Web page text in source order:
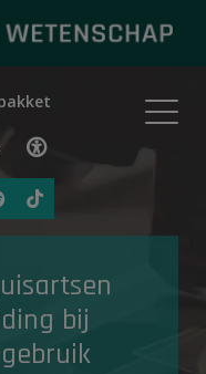
link om
bij